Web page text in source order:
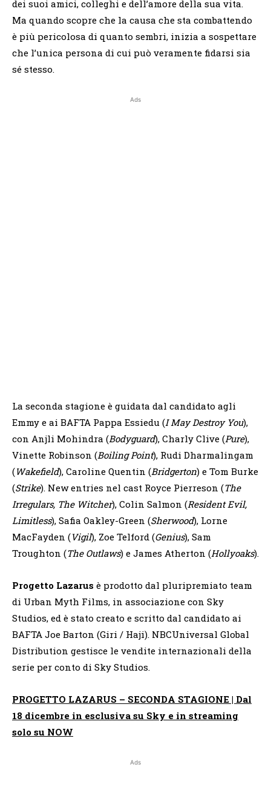
dei suoi amici, colleghi e dell’amore della sua vita.
Ma quando scopre che la causa che sta combattendo
è più pericolosa di quanto sembri, inizia a sospettare
che l’unica persona di cui può veramente fidarsi sia
sé stesso.
Ads
La seconda stagione è guidata dal candidato agli
Emmy e ai BAFTA Pappa Essiedu (I May Destroy You),
con Anjli Mohindra (Bodyguard), Charly Clive (Pure),
Vinette Robinson (Boiling Point), Rudi Dharmalingam
(Wakefield), Caroline Quentin (Bridgerton) e Tom Burke
(Strike). New entries nel cast Royce Pierreson (The
Irregulars, The Witcher), Colin Salmon (Resident Evil,
Limitless), Safia Oakley-Green (Sherwood), Lorne
MacFayden (Vigil), Zoe Telford (Genius), Sam
Troughton (The Outlaws) e James Atherton (Hollyoaks).
Progetto Lazarus è prodotto dal pluripremiato team
di Urban Myth Films, in associazione con Sky
Studios, ed è stato creato e scritto dal candidato ai
BAFTA Joe Barton (Giri / Haji). NBCUniversal Global
Distribution gestisce le vendite internazionali della
serie per conto di Sky Studios.
PROGETTO LAZARUS – SECONDA STAGIONE | Dal
18 dicembre in esclusiva su Sky e in streaming
solo su NOW
Ads